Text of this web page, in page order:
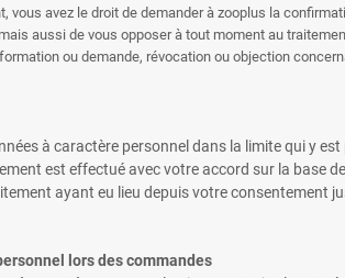
avez le droit de demander à zooplus la
aussi de vous opposer à tout moment au
ou demande, révocation ou objection
à caractère personnel dans la limite qui y
est effectué avec votre accord sur la base
ayant eu lieu depuis votre consentement
lors des commandes